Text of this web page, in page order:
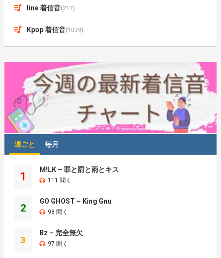
line 着信音(217)
Kpop 着信音(1039)
週ごと 毎月
1
M!LK – 罪と罰と雨とキス
111 聞く
2
GO GHOST – King Gnu
98 聞く
3
Bz – 完全無欠
97 聞く